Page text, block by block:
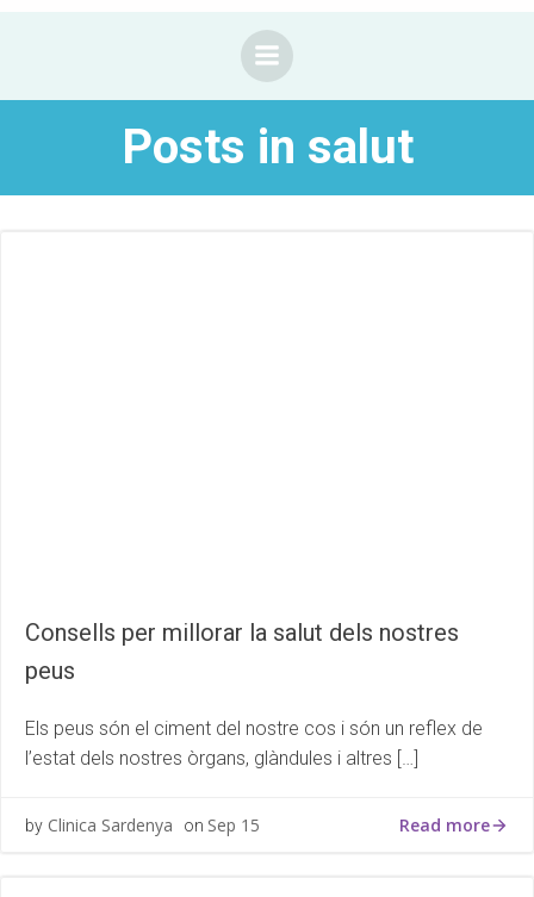
al
contenido
Posts in salut
Consells per millorar la salut dels nostres
peus
Els peus són el ciment del nostre cos i són un reflex de
l’estat dels nostres òrgans, glàndules i altres […]
by Clinica Sardenya on Sep 15 Read more